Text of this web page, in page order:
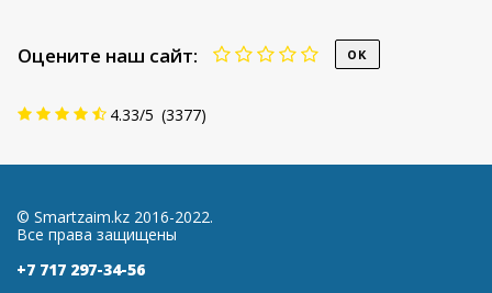
Оцените наш сайт:
4.33/5 (3377)
© Smartzaim.kz 2016-2022.
Все права защищены
+7 717 297-34-56